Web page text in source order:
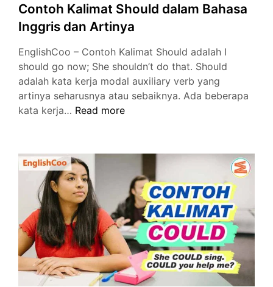
Contoh Kalimat Should dalam Bahasa
Inggris dan Artinya
EnglishCoo – Contoh Kalimat Should adalah I
should go now; She shouldn’t do that. Should
adalah kata kerja modal auxiliary verb yang
artinya seharusnya atau sebaiknya. Ada beberapa
kata kerja… Contoh
dalam
Bahasa
Inggris
dan
Artinya
Read more